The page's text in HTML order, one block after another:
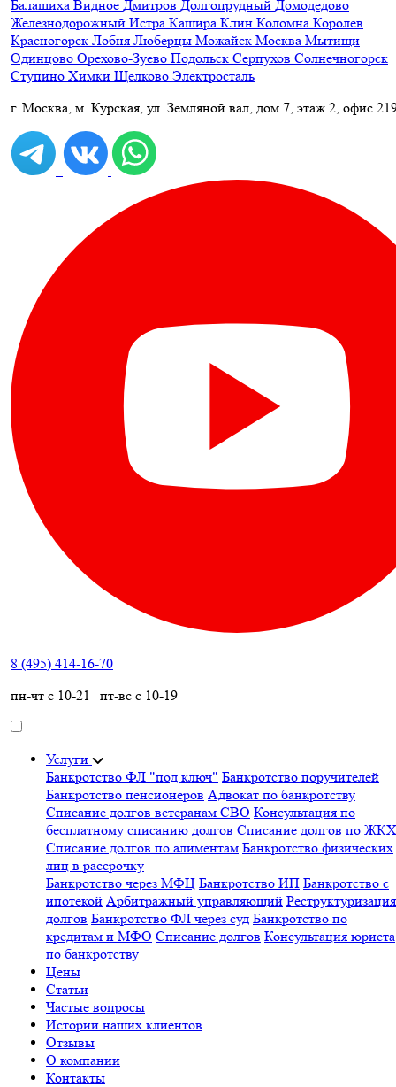
Балашиха Видное Дмитров Долгопрудный Домодедово
Железнодорожный Истра Кашира Клин Коломна Королев
Красногорск Лобня Люберцы Можайск Москва Мытищи
Одинцово Орехово-Зуево Подольск Серпухов Солнечногорск
Ступино Химки Щелково Электросталь
г. Москва, м. Курская, ул. Земляной вал, дом 7, этаж 2, офис
8 (495) 414-16-70
пн-чт с 10-21 | пт-вс с 10-19
Услуги
Банкротство ФЛ "под ключ" Банкротство поручителей
Банкротство пенсионеров Адвокат по банкротству
Списание долгов ветеранам СВО Консультация по
бесплатному списанию долгов Списание долгов по ЖКХ
Списание долгов по алиментам Банкротство физических
лиц в рассрочку
Банкротство через МФЦ Банкротство ИП Банкротство с
ипотекой Арбитражный управляющий Реструктуризация
долгов Банкротство ФЛ через суд Банкротство по
кредитам и МФО Списание долгов Консультация юриста
по банкротству
Цены
Статьи
Частые вопросы
Истории наших клиентов
Отзывы
О компании
Контакты